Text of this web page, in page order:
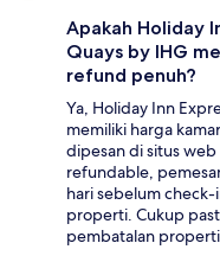
Apakah Holiday
Quays by IHG
refund penuh?
Ya, Holiday Inn
memiliki harga
dipesan di situs web
refundable,
hari sebelum
properti. Cukup
pembatalan